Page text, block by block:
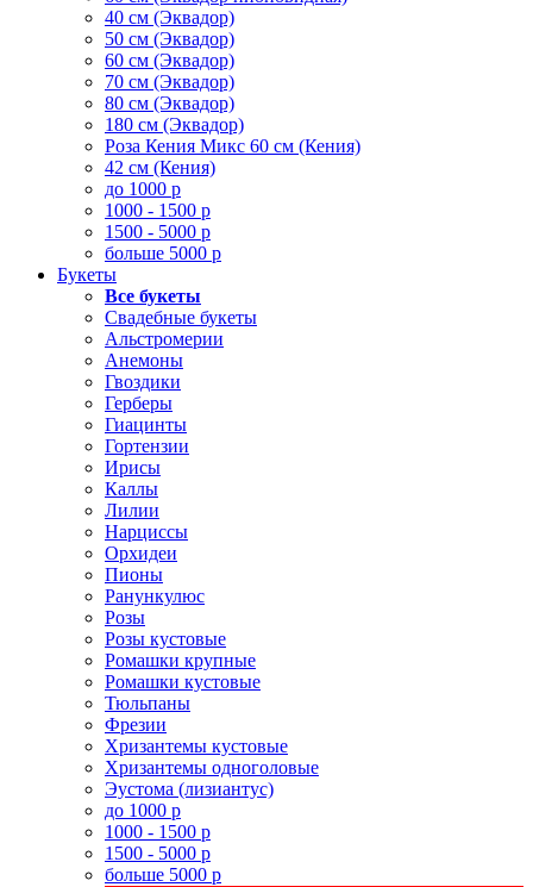
40 см (Эквадор)
50 см (Эквадор)
60 см (Эквадор)
70 см (Эквадор)
80 см (Эквадор)
180 см (Эквадор)
Роза Кения Микс 60 см (Кения)
42 см (Кения)
до 1000 р
1000 - 1500 р
1500 - 5000 р
больше 5000 р
Букеты
Все букеты
Свадебные букеты
Альстромерии
Анемоны
Гвоздики
Герберы
Гиацинты
Гортензии
Ирисы
Каллы
Лилии
Нарциссы
Орхидеи
Пионы
Ранункулюс
Розы
Розы кустовые
Ромашки крупные
Ромашки кустовые
Тюльпаны
Фрезии
Хризантемы кустовые
Хризантемы одноголовые
Эустома (лизиантус)
до 1000 р
1000 - 1500 р
1500 - 5000 р
больше 5000 р